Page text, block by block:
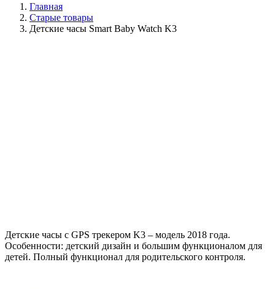
Главная
Старые товары
Детские часы Smart Baby Watch K3
Детские часы с GPS трекером K3 – модель 2018 года.
Особенности: детский дизайн и большим функционалом для
детей. Полный функционал для родительского контроля.